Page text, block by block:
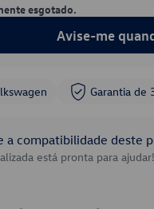
esgotado.
Avise-me
Garantia de
a compatibilidade deste
está pronta para ajudar!